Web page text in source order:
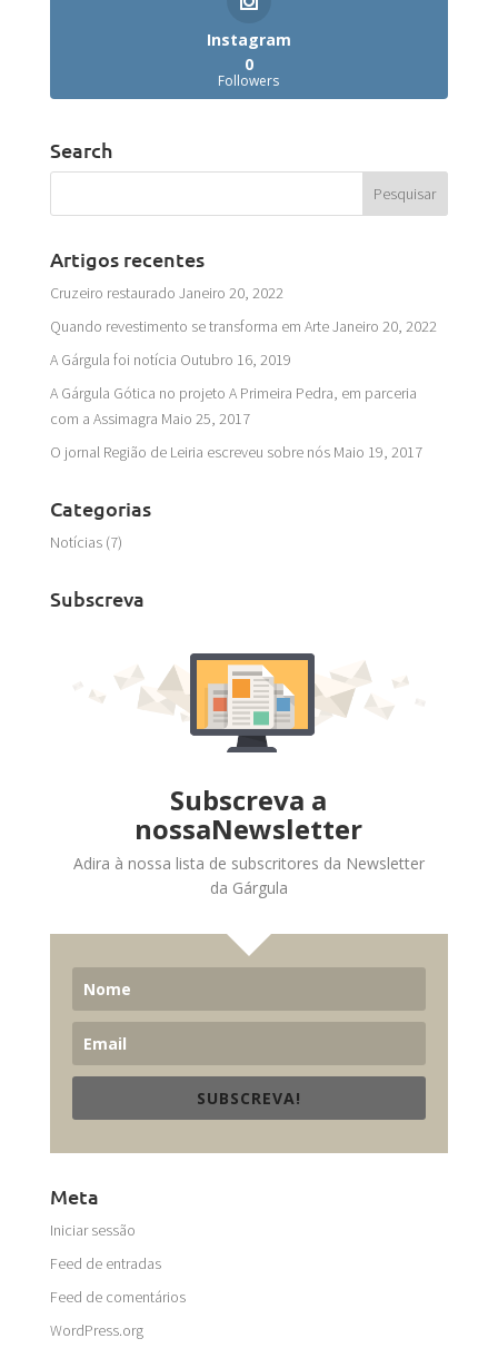
Instagram
0
Followers
Search
Artigos recentes
Cruzeiro restaurado Janeiro 20, 2022
Quando revestimento se transforma em ArteJaneiro 20, 2022
A Gárgula foi notícia Outubro 16, 2019
A Gárgula Gótica no projeto A Primeira Pedra, em parceria
com a Assimagra Maio 25, 2017
O jornal Região de Leiria escreveu sobre nós Maio 19, 2017
Categorias
Notícias(7)
Subscreva
Subscreva a
nossaNewsletter
Adira à nossa lista de subscritores da Newsletter
da Gárgula
SUBSCREVA!
Meta
Iniciar sessão
Feed de entradas
Feed de comentários
WordPress.org